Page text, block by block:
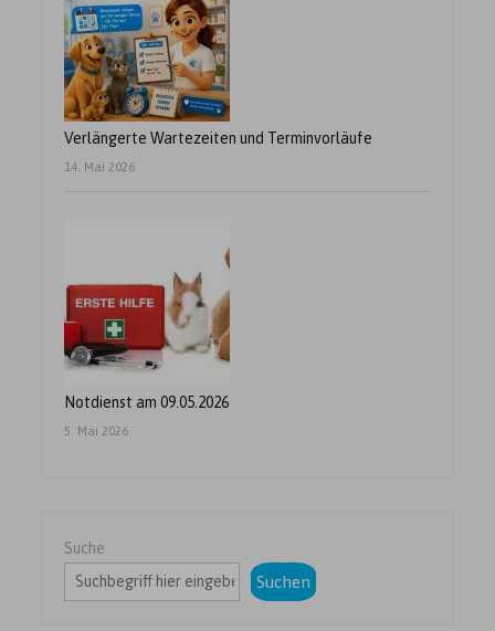
Verlängerte Wartezeiten und Terminvorläufe
14. Mai 2026
Notdienst am 09.05.2026
5. Mai 2026
Suche
Suchen